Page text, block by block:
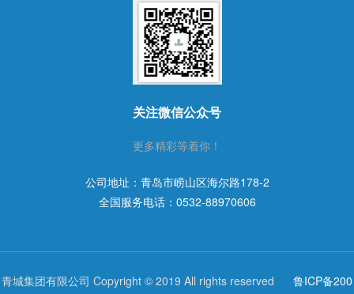
关注微信公众号
更多精彩等着你！
公司地址：青岛市崂山区海尔路178-2
全国服务电话： 0532-88970606
青城集团有限公司 Copyright © 2019 All rights reserved 鲁ICP备200